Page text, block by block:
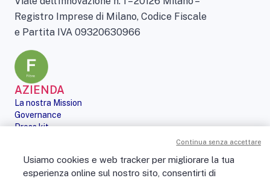
Registro Imprese di Milano, Codice Fiscale
e Partita IVA 09320630966
AZIENDA
La nostra Mission
Governance
Press kit
Digital Services Act
Usiamo cookies e web tracker per migliorare la tua
esperienza online sul nostro sito, consentirti di
Continua senza accettare